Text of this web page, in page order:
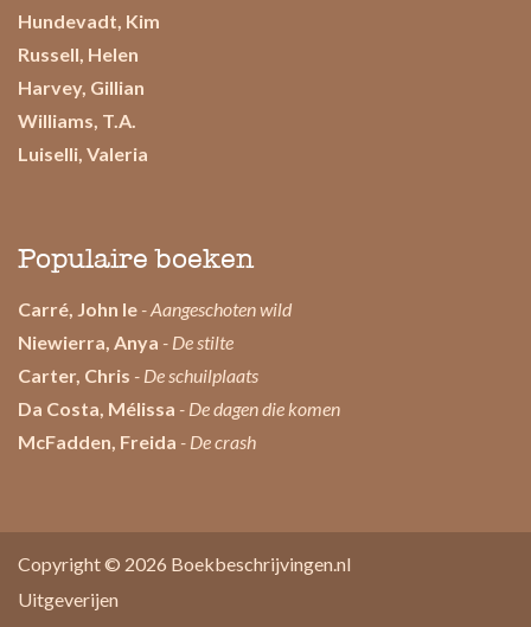
Hundevadt, Kim
Russell, Helen
Harvey, Gillian
Williams, T.A.
Luiselli, Valeria
Populaire boeken
Carré, John le - Aangeschoten wild
Niewierra, Anya - De stilte
Carter, Chris - De schuilplaats
Da Costa, Mélissa - De dagen die komen
McFadden, Freida - De crash
Copyright © 2026 Boekbeschrijvingen.nl
Uitgeverijen